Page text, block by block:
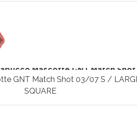
Mascotte GNT Match
GNT Match Shot 03/07 S /
SQUARE